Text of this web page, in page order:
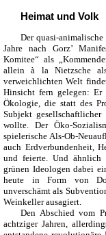
Heimat und Volk
Der quasi-
Jahre nach Gorz’
Komitee“ als
allein à la Nietzsche als
verweichlichten Welt
Hinsicht fern gelegen:
Ökologie, die statt des
Subjekt
wollte. Der Öko-
spielerische Als-Ob-
auch Erdverbundenheit,
und feierte. Und ähnlich
grünen Ideologen dabei
heute in Form von
unverschämt als
Weinkeller ausagiert.
Den Abschied vom
achtziger Jahren,